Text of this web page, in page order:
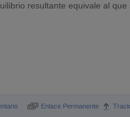
resultante equivale al
Enlace Permanente